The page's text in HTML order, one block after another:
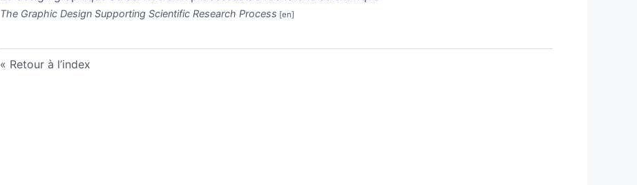
The Graphic Design Supporting Scientific Research Process
Retour à l’index